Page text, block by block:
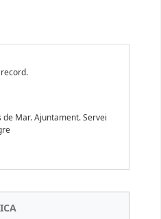
de Mar. Ajuntament. Servei